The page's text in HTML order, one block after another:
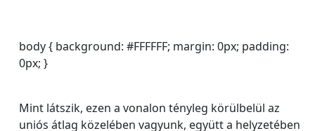
body { background: #FFFFFF; margin: 0px; padding:
0px; }
Mint látszik, ezen a vonalon tényleg körülbelül az
uniós átlag közelében vagyunk, együtt a helyzetében